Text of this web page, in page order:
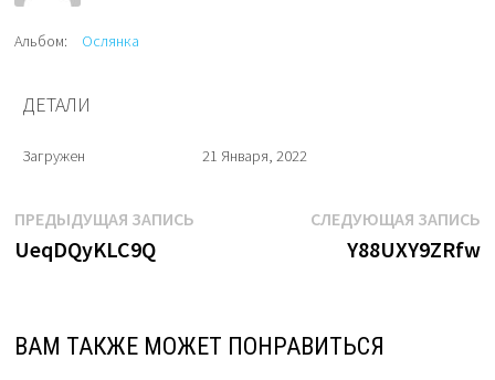
Альбом: Ослянка
ДЕТАЛИ
Загружен 21 Января, 2022
Навигация
по
ПРЕДЫДУЩАЯ ЗАПИСЬПредыдущая
UeqDQyKLC9Q
СЛЕДУЮЩАЯ ЗАПИСЬ
Y88UXY9ZRfw
ВАМ ТАКЖЕ МОЖЕТ ПОНРАВИТЬСЯ